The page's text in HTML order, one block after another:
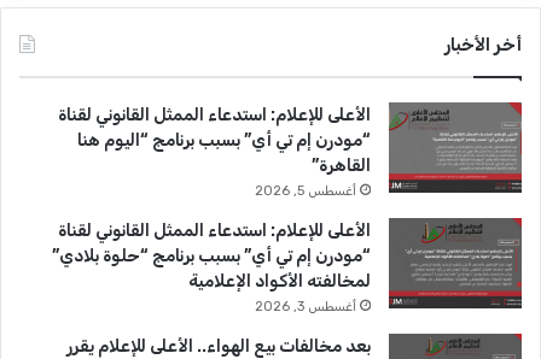
س
و
ك
T
u
b
e
ق
ا
م
أخر الأخبار
الأعلى للإعلام: استدعاء الممثل القانوني لقناة
“مودرن إم تي أي” بسبب برنامج “اليوم هنا
القاهرة”
أغسطس 5, 2026
الأعلى للإعلام: استدعاء الممثل القانوني لقناة
“مودرن إم تي أي” بسبب برنامج “حلوة بلادي”
لمخالفته الأكواد الإعلامية
أغسطس 3, 2026
بعد مخالفات بيع الهواء.. الأعلى للإعلام يقرر